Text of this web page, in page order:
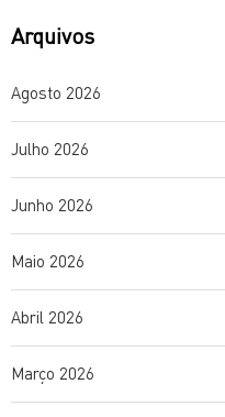
Arquivos
Agosto 2026
Julho 2026
Junho 2026
Maio 2026
Abril 2026
Março 2026